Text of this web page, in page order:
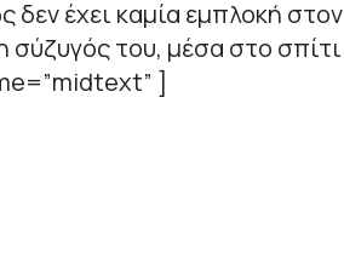
έχει καμία εμπλοκή στον
του, μέσα στο σπίτι
]